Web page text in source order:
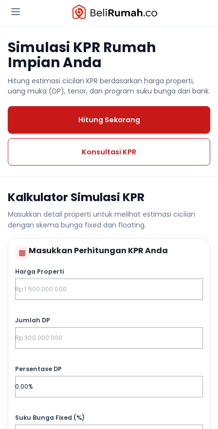
Simulasi KPR Rumah
Impian Anda
Hitung estimasi cicilan KPR berdasarkan harga properti,
uang muka (DP), tenor, dan program suku bunga dari bank.
Hitung Sekarang
Konsultasi KPR
Kalkulator Simulasi KPR
Masukkan detail properti untuk melihat estimasi cicilan
dengan skema bunga fixed dan floating.
▦ Masukkan Perhitungan KPR Anda
Harga Properti
Jumlah DP
Persentase DP
Suku Bunga Fixed (%)